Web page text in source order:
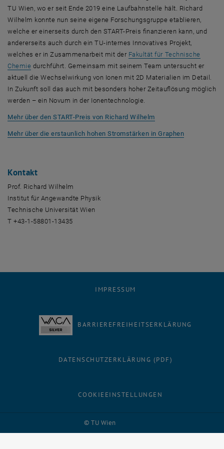
TU Wien, wo er seit Ende 2019 eine Laufbahnstelle hält. Richard
Wilhelm konnte nun seine eigene Forschungsgruppe etablieren,
welche er einerseits durch den START-Preis finanzieren kann, und
andererseits auch durch ein TU-internes Innovatives Projekt,
welches er in Zusammenarbeit mit der Fakultät für Technische
Chemie, öffnet eine externe URL in einem neuen Fenster
durchführt. Gemeinsam mit seinem Team untersucht er
aktuell die Wechselwirkung von Ionen mit 2D Materialien im Detail.
In Zukunft soll das auch mit besonders hoher Zeitauflösung möglich
werden – ein Novum in der Ionentechnologie.
Mehr über den START-Preis von Richard Wilhelm, öffnet eine externe
Mehr über die erstaunlich hohen Stromstärken in Graphen, öffnet eine
Kontakt
Prof. Richard Wilhelm
Institut für Angewandte Physik
Technische Universität Wien
T +43-1-58801-13435
© TU Wien
IMPRESSUM
BARRIEREFREIHEITSERKLÄRUNG
DATENSCHUTZERKLÄRUNG (PDF)
COOKIEEINSTELLUNGEN